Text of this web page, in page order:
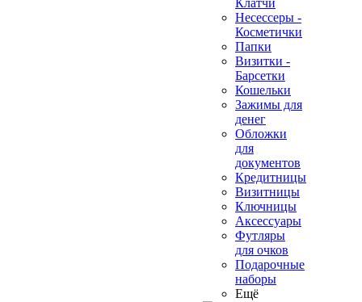
Клатчи
Несессеры -
Косметички
Папки
Визитки -
Барсетки
Кошельки
Зажимы для
денег
Обложки
для
документов
Кредитницы
Визитницы
Ключницы
Аксессуары
Футляры
для очков
Подарочные
наборы
Ещё